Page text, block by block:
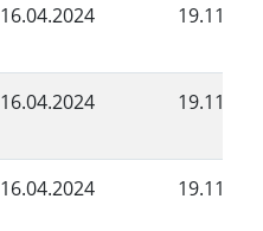
16.04.2024
16.04.2024
16.04.2024